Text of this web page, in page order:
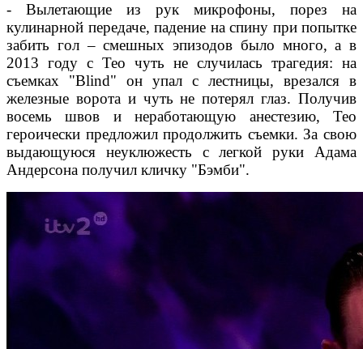
- Вылетающие из рук микрофоны, порез на
кулинарной передаче, падение на спину при попытке
забить гол – смешных эпизодов было много, а в
2013 году с Тео чуть не случилась трагедия: на
съемках "Blind" он упал с лестницы, врезался в
железные ворота и чуть не потерял глаз. Получив
восемь швов и неработающую анестезию, Тео
героически предложил продолжить съемки. За свою
выдающуюся неуклюжесть с легкой руки Адама
Андерсона получил кличку "Бэмби".